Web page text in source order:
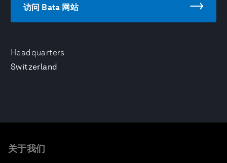
Headquarters
Switzerland
访问 Bata 网站
关于我们